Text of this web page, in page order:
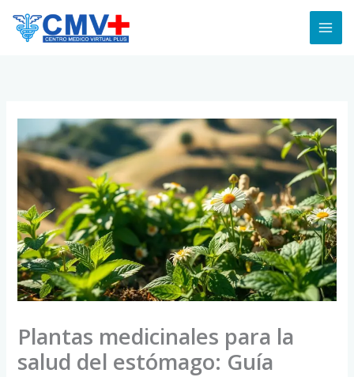
Plantas medicinales para la
salud del estómago: Guía